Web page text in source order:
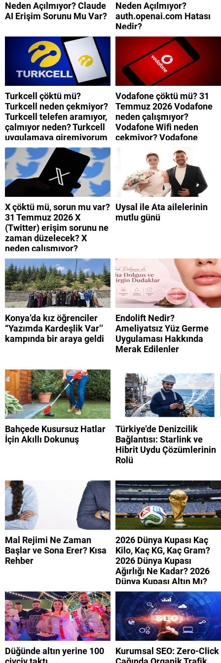
Neden Açılmıyor? Claude
AI Erişim Sorunu Mu Var?
Neden Açılmıyor?
auth.openai.com Hatası
Nedir?
Turkcell çöktü mü?
Turkcell neden çekmiyor?
Turkcell telefen aramıyor,
çalmıyor neden? Turkcell
uygulamaya giremiyorum
neden? Turkcell internet
neden yavaş?
Vodafone çöktü mü? 31
Temmuz 2026 Vodafone
neden çalışmıyor?
Vodafone Wifi neden
çekmiyor? Vodafone
mobil uygulamaya neden
giremiyorum?
X çöktü mü, sorun mu var?
31 Temmuz 2026 X
(Twitter) erişim sorunu ne
zaman düzelecek? X
neden çalışmıyor?
Uysal ile Ata ailelerinin
mutlu günü
Konya’da kız öğrenciler
“Yazımda Kardeşlik Var’’
kampında bir araya geldi
Endolift Nedir?
Ameliyatsız Yüz Germe
Uygulaması Hakkında
Merak Edilenler
Bahçede Kusursuz Hatlar
İçin Akıllı Dokunuş
Türkiye’de Denizcilik
Bağlantısı: Starlink ve
Hibrit Uydu Çözümlerinin
Rolü
Mal Rejimi Ne Zaman
Başlar ve Sona Erer? Kısa
Rehber
2026 Dünya Kupası Kaç
Kilo, Kaç KG, Kaç Gram?
2026 Dünya Kupası
Ağırlığı Ne Kadar? 2026
Dünya Kupası Altın Mı?
Düğünde altın yerine 100
Kurumsal SEO: Zero-Click